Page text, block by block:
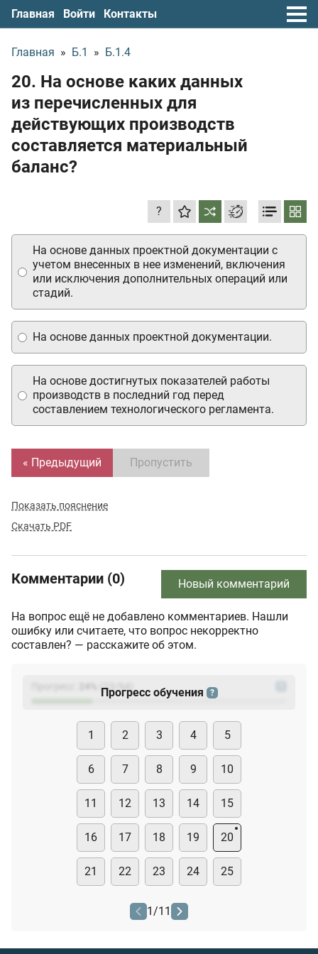
Главная Войти Контакты
Главная » Б.1 » Б.1.4
20. На основе каких данных
из перечисленных для
действующих производств
составляется материальный
баланс?
?
На основе данных проектной документации.
На основе достигнутых показателей работы
производств в последний год перед
составлением технологического регламента.
На основе данных проектной документации с
учетом внесенных в нее изменений, включения
или исключения дополнительных операций или
стадий.
« Предыдущий Пропустить
Показать пояснение
Скачать PDF
Комментарии (0) Новый комментарий
На вопрос ещё не добавлено комментариев. Нашли
ошибку или считаете, что вопрос некорректно
составлен? — расскажите об этом.
(23
Прогресс обучения ?
1 2 3 4 5
6 7 8 9 10
11 12 13 14 15
16 17 18 19 20
21 22 23 24 25
1/11